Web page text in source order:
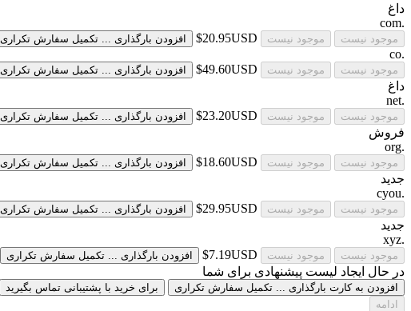
داغ
.com
موجود نیست موجود نیست $20.95USD افزودن بارگذاری ... تکمیل سفارش تکراری
.co
موجود نیست موجود نیست $49.60USD افزودن بارگذاری ... تکمیل سفارش تکراری
داغ
.net
موجود نیست موجود نیست $23.20USD افزودن بارگذاری ... تکمیل سفارش تکراری
فروش
.org
موجود نیست موجود نیست $18.60USD افزودن بارگذاری ... تکمیل سفارش تکراری
جدید
.cyou
موجود نیست موجود نیست $29.95USD افزودن بارگذاری ... تکمیل سفارش تکراری
جدید
.xyz
موجود نیست موجود نیست $7.19USD افزودن بارگذاری ... تکمیل سفارش تکراری
در حال ایجاد لیست پیشنهادی برای شما
افزودن به کارت بارگذاری ... تکمیل سفارش تکراری
برای خرید با پشتیبانی تماس بگیرید
ادامه